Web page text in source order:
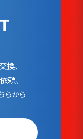
換、
頼、
らから